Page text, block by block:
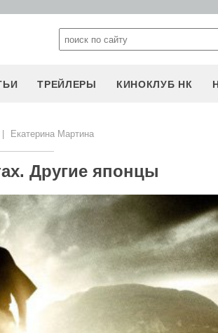
ТРЕЙЛЕРЫ КИНОКЛУБ НК
Екатерина Мартина
Другие японцы